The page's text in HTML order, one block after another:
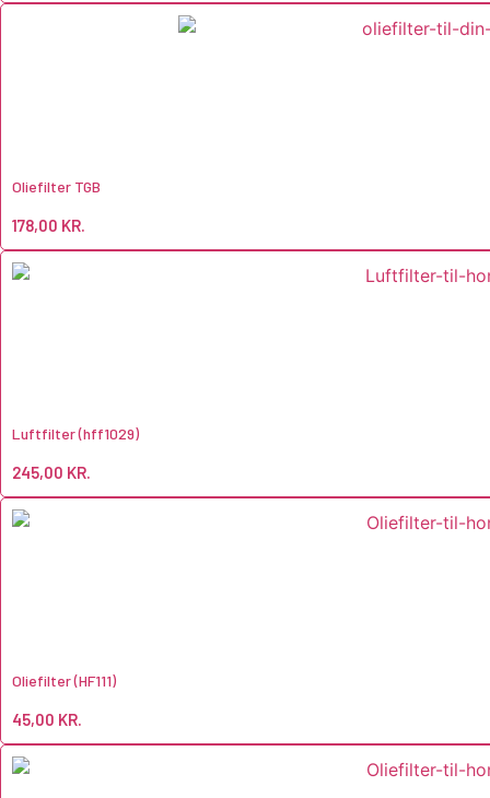
Oliefilter TGB
178,00 KR.
Luftfilter (hff1029)
245,00 KR.
Oliefilter (HF111)
45,00 KR.